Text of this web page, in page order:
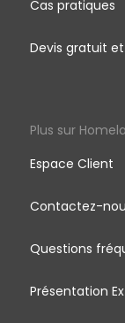
Cas pratiques
Devis gratuit
Plus sur
Espace Client
Contactez-
Questions
Présentation